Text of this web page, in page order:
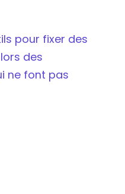
pour fixer des
des
ne font pas